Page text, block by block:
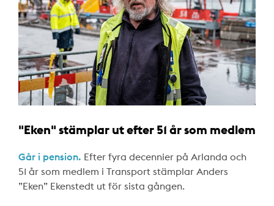
"Eken" stämplar ut efter 51 år som medlem
Går i pension. Efter fyra decennier på Arlanda och
51 år som medlem i Transport stämplar Anders
”Eken” Ekenstedt ut för sista gången.